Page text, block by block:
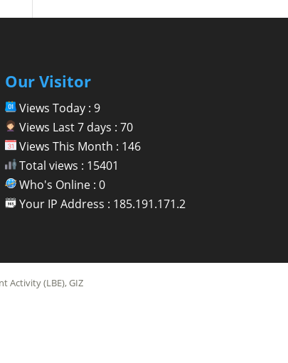
Our Visitor
Views Today : 9
Views Last 7 days : 70
Views This Month : 146
Total views : 15401
Who's Online : 0
Your IP Address : 185.191.171.2
Activity (LBE), GIZ